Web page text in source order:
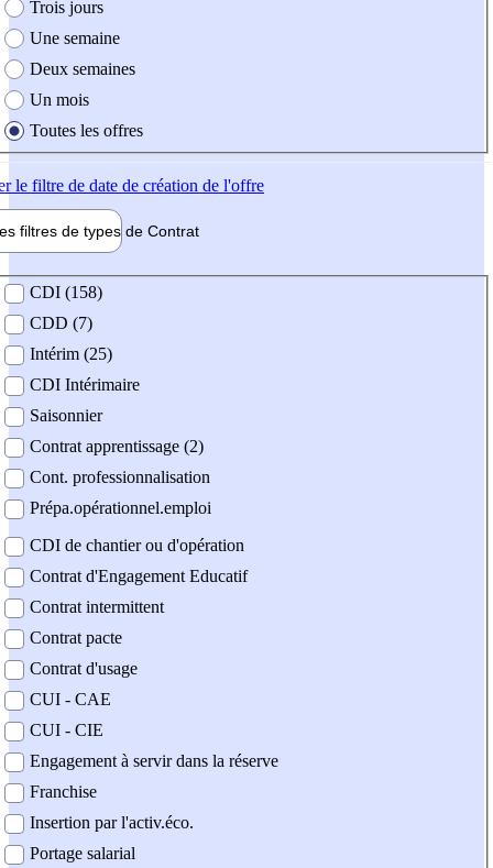
Trois jours
Une semaine
Deux semaines
Un mois
Toutes les offres
le filtre de date de création de l'offre
filtres de types de Contrat
contrat
CDI (158)
CDD (7)
Intérim (25)
CDI Intérimaire
Saisonnier
Contrat apprentissage (2)
Cont. professionnalisation
Prépa.opérationnel.emploi
CDI de chantier ou d'opération
Contrat d'Engagement Educatif
Contrat intermittent
Contrat pacte
Contrat d'usage
CUI - CAE
CUI - CIE
Engagement à servir dans la réserve
Franchise
Insertion par l'activ.éco.
Portage salarial